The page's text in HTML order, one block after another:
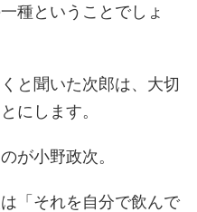
種ということでしょ
と聞いた次郎は、大切
にします。
が小野政次。
「それを自分で飲んで